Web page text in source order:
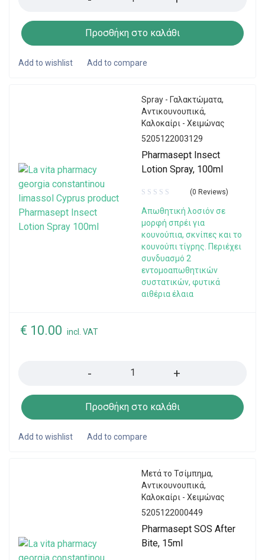
Προσθήκη στο καλάθι
Spray - Γαλακτώματα,
Αντικουνουπικά,
Καλοκαίρι - Χειμώνας
5205122003129
Pharmasept Insect
Lotion Spray, 100ml
(0 Reviews)
Aπωθητική λοσιόν σε
μορφή σπρέι για
κουνούπια, σκνίπες και το
κουνούπι τίγρης. Περιέχει
συνδυασμό 2
εντομοαπωθητικών
συστατικών, φυτικά
αιθέρια έλαια
€ 10.00 incl. VAT
Προσθήκη στο καλάθι
Μετά το Τσίμπημα,
Αντικουνουπικά,
Καλοκαίρι - Χειμώνας
5205122000449
Pharmasept SOS After
Bite, 15ml